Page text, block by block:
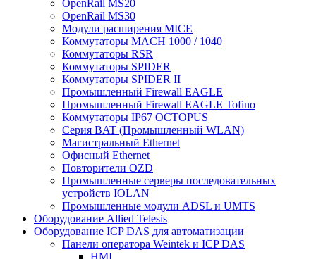
OpenRail MS20
OpenRail MS30
Модули расширения MICE
Коммутаторы MACH 1000 / 1040
Коммутаторы RSR
Коммутаторы SPIDER
Коммутаторы SPIDER II
Промышленный Firewall EAGLE
Промышленный Firewall EAGLE Tofino
Коммутаторы IP67 OCTOPUS
Серия BAT (Промышленный WLAN)
Магистральный Ethernet
Офисный Ethernet
Повторители OZD
Промышленные серверы последовательных
устройств IOLAN
Промышленные модули ADSL и UMTS
Оборудование Allied Telesis
Оборудование ICP DAS для автоматизации
Панели оператора Weintek и ICP DAS
HMI